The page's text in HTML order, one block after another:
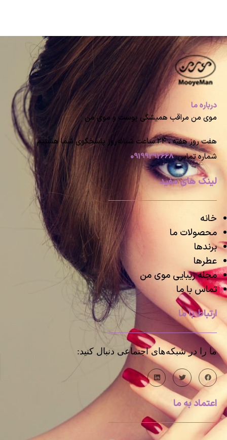
درباره ما
موی من مراقب همیشگی پوست و موی من
هفت روز هفته ، ۲۴ ساعت شبانه‌روز پاسخگوی شما هستیم
شماره تماس:09199292668
لینک های مفید
خانه
محصولات ما
برندها
عطرها
مجله زیبایی موی من
تماس با ما
ارتباط با ما
ما را در شبکه‌های اجتماعی دنبال کنید:
اعتماد به ما